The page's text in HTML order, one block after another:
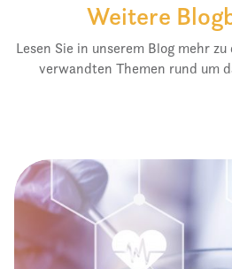
Weitere
Lesen Sie in unserem Blog mehr
verwandten Themen rund um